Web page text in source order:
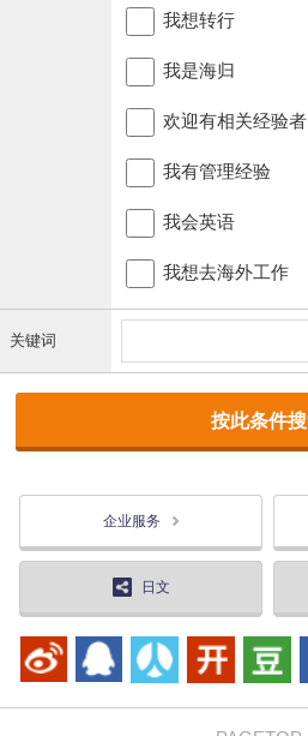
我想转行
我是海归
欢迎有相关经验者
我有管理经验
我会英语
我想去海外工作
关键词
企业服务
日文